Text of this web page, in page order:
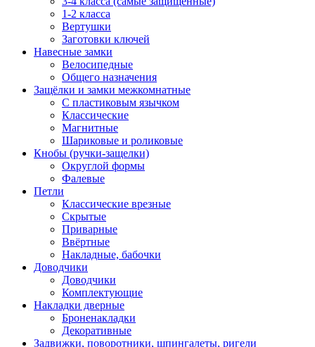
1-2 класса
Вертушки
Заготовки ключей
Навесные замки
Велосипедные
Общего назначения
Защёлки и замки межкомнатные
С пластиковым язычком
Классические
Магнитные
Шариковые и роликовые
Кнобы (ручки-защелки)
Округлой формы
Фалевые
Петли
Классические врезные
Скрытые
Приварные
Ввёртные
Накладные, бабочки
Доводчики
Доводчики
Комплектующие
Накладки дверные
Броненакладки
Декоративные
Задвижки, поворотники, шпингалеты, ригели